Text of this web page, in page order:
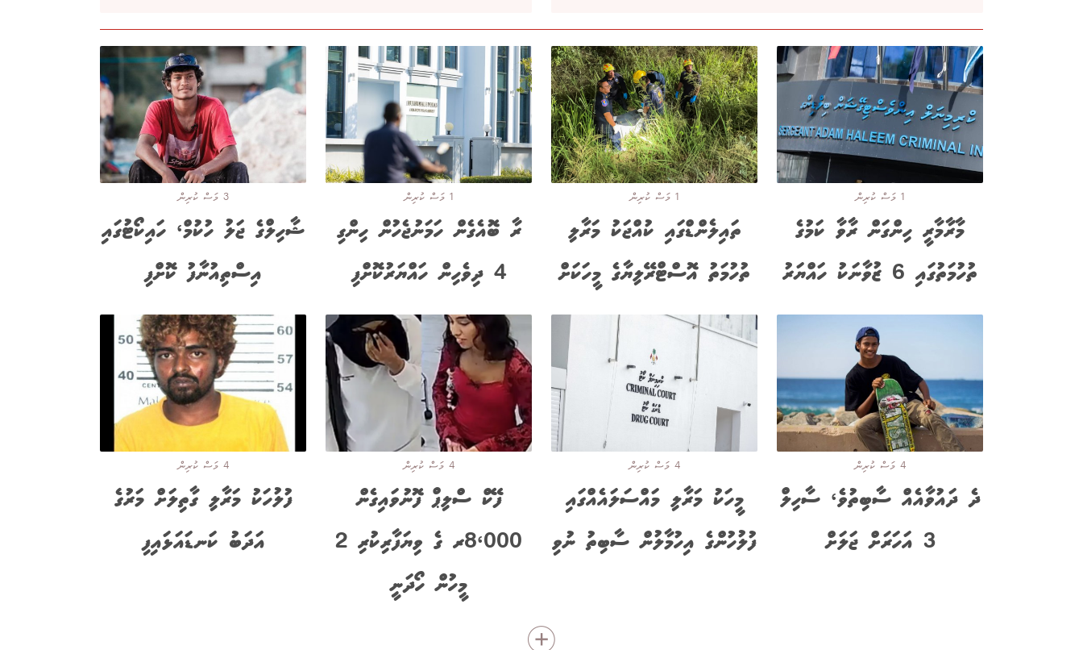
1 މަސް ކުރިން
މާރާމާރީ ހިންގަން ރާވާ ކަމުގެ
ތުހުމަތުގައި 6 ޒުވާނަކު ހައްޔަރު
1 މަސް ކުރިން
ތައިލެންޑްގައި ކުއްޖަކު މަރާލި
ތުހުމަތު އޮސްޓްރޭލިޔާގެ މީހަކަށް
1 މަސް ކުރިން
ރާ ބޮއެގެން ހަމަނުޖެހުން ހިންގި
4 ދިވެހިން ހައްޔަރުކޮށްފި
3 މަސް ކުރިން
ޝާހިލްގެ ޖަލު ހުކުމް، ހައިކޯޓުގައި
އިސްތިއުނާފު ކޮށްފި
4 މަސް ކުރިން
ދެ ދައުވާއެއް ސާބިތުވެ، ސާހިލް
3 އަހަރަށް ޖަލަށް
4 މަސް ކުރިން
މީހަކު މަރާލި މައްސަލައެއްގައި
ފުލުހުންގެ އިހުމާލުން ސާބިތު ނުވި
4 މަސް ކުރިން
ފޭކް ސްލިޕް ފޮނުވައިގެން
8،000ރ ގެ ވިޔަފާރިކުރި 2
މީހުން ހޯދަނީ
4 މަސް ކުރިން
ފުލުހަކު މަރާލި ގާތިލަށް މަރުގެ
އަދަބު ކަނޑައަޅައިފި